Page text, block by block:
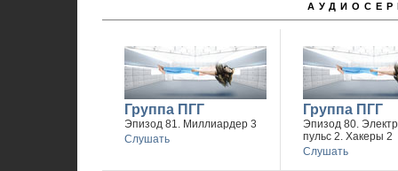
Группа ПГГ
Эпизод 81. Миллиардер 3
Слушать
Группа ПГГ
Эпизод 80.
пульс 2. Хакеры 2
Слушать